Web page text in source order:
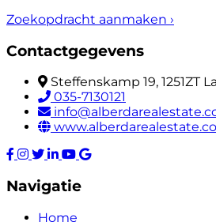
Zoekopdracht aanmaken ›
Contactgegevens
Steffenskamp 19, 1251ZT
035-7130121
Navigatie
Home